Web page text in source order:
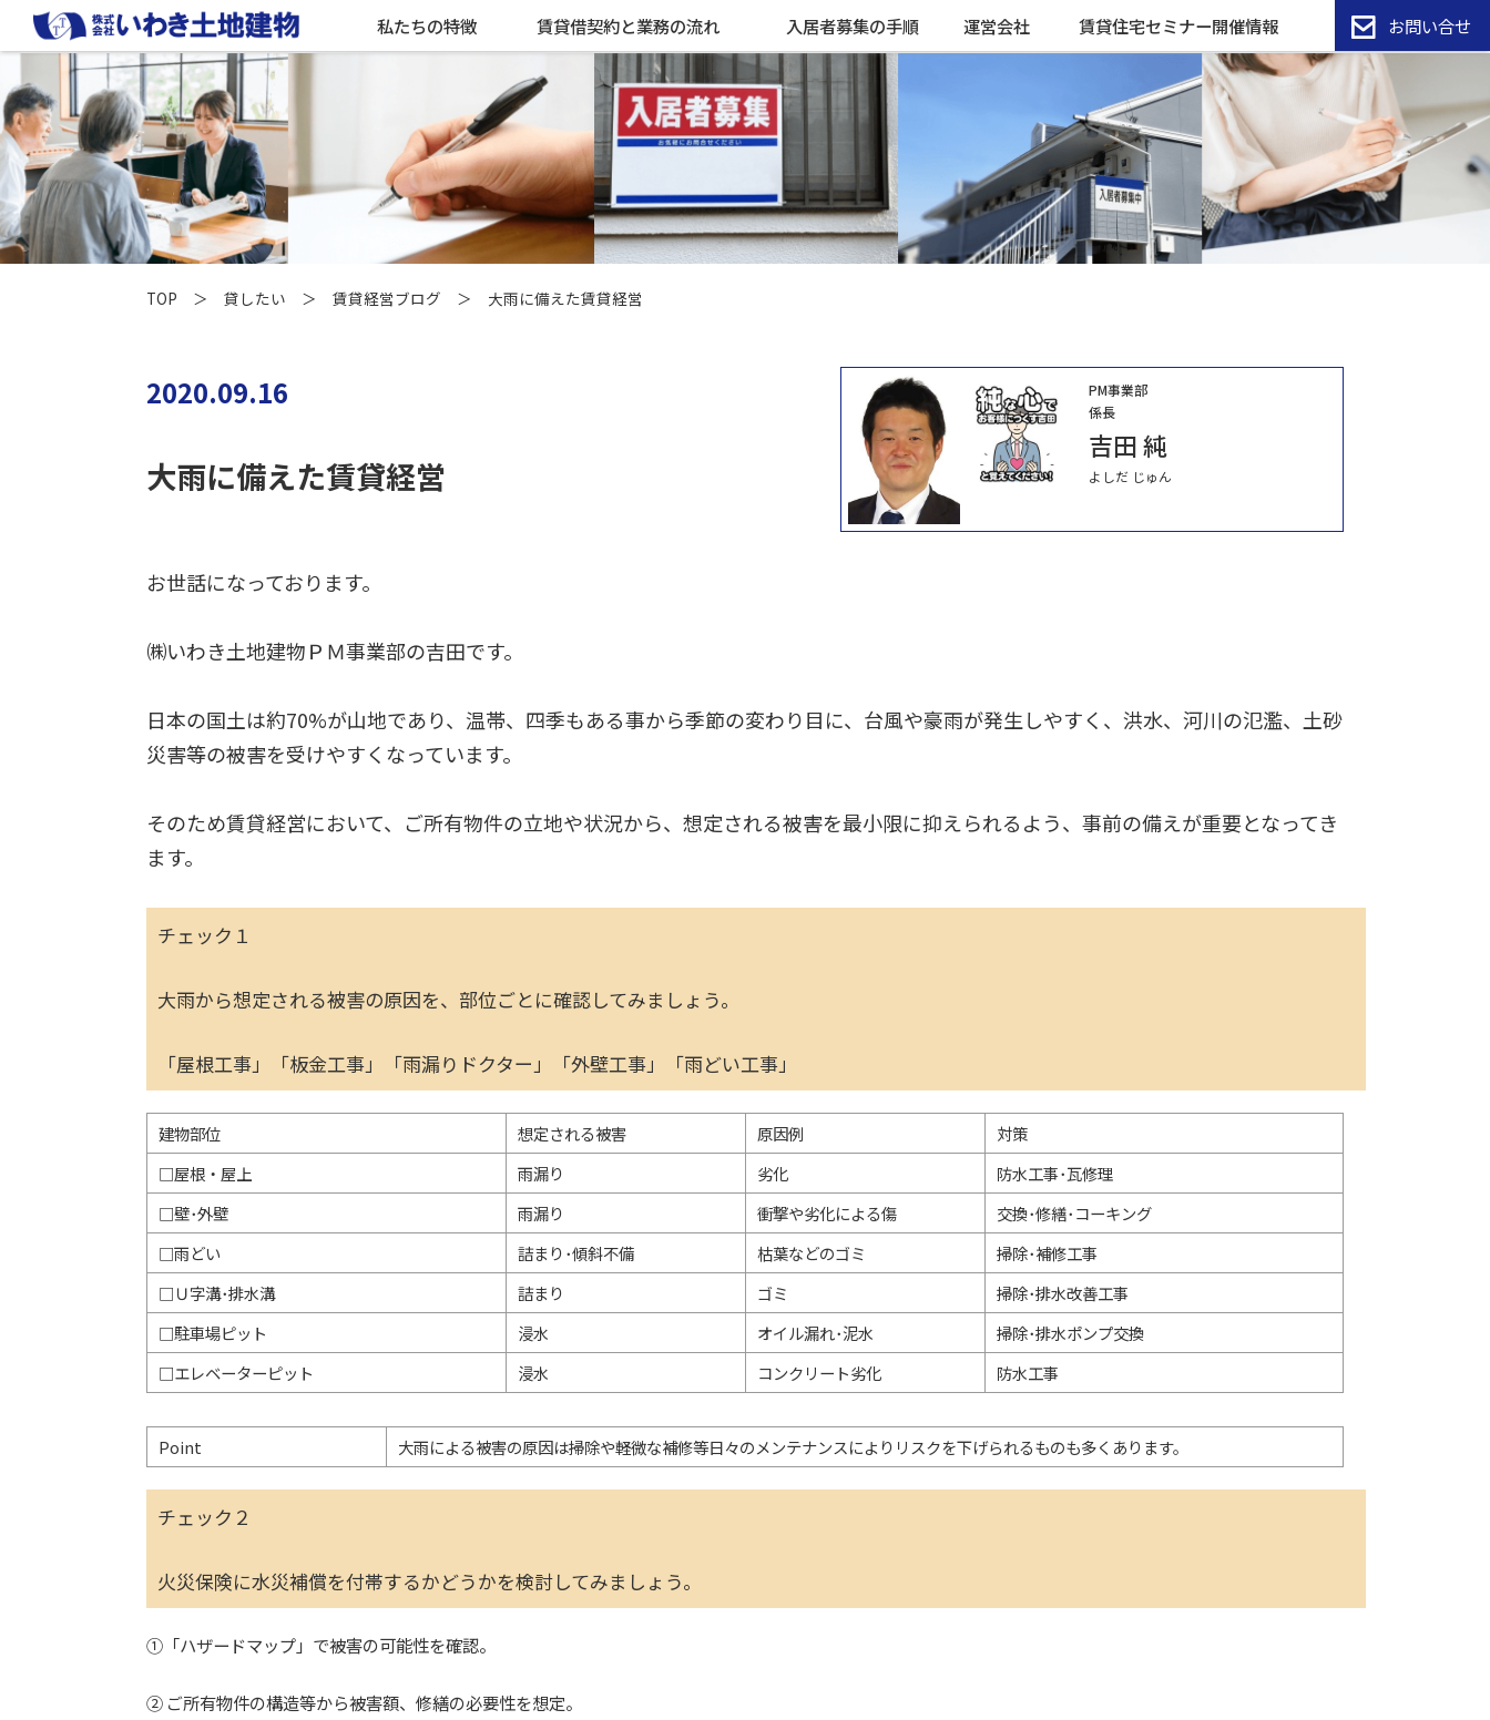
私たちの特徴 賃貸借契約と業務の流れ 入居者募集の手順 運営会社 賃貸住宅セミナー開催情報 お問い合せ
TOP ＞ 貸したい ＞ 賃貸経営ブログ ＞ 大雨に備えた賃貸経営
2020.09.16
大雨に備えた賃貸経営
PM事業部
係長
吉田 純
よしだ じゅん
お世話になっております。
㈱いわき土地建物ＰＭ事業部の吉田です。
日本の国土は約70%が山地であり、温帯、四季もある事から季節の変わり目に、台風や豪雨が発生しやすく、洪水、河川の氾濫、土砂
災害等の被害を受けやすくなっています。
そのため賃貸経営において、ご所有物件の立地や状況から、想定される被害を最小限に抑えられるよう、事前の備えが重要となってき
ます。
チェック１
大雨から想定される被害の原因を、部位ごとに確認してみましょう。
「屋根工事」「板金工事」「雨漏りドクター」「外壁工事」「雨どい工事」
建物部位 想定される被害 原因例
対策
□屋根・屋上
雨漏り 劣化
防水工事･瓦修理
□壁･外壁
雨漏り 衝撃や劣化による傷
交換･修繕･コーキング
□雨どい
詰まり･傾斜不備 枯葉などのゴミ
掃除･補修工事
□Ｕ字溝･排水溝
詰まり ゴミ
掃除･排水改善工事
□駐車場ピット
浸水 オイル漏れ･泥水
掃除･排水ポンプ交換
□エレベーターピット
浸水 コンクリート劣化 防水工事
Point 大雨による被害の原因は掃除や軽微な補修等日々のメンテナンスによりリスクを下げられるものも多くあります。
チェック２
火災保険に水災補償を付帯するかどうかを検討してみましょう。
①「ハザードマップ」で被害の可能性を確認。
② ご所有物件の構造等から被害額、修繕の必要性を想定。